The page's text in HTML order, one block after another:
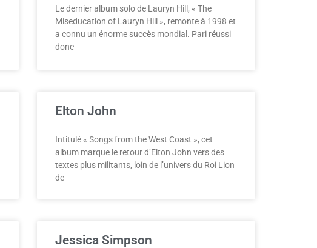
Le dernier album solo de Lauryn Hill, « The
Miseducation of Lauryn Hill », remonte à 1998 et
a connu un énorme succès mondial. Pari réussi
donc
Elton John
Intitulé « Songs from the West Coast », cet
album marque le retour d’Elton John vers des
textes plus militants, loin de l’univers du Roi Lion
de
Jessica Simpson